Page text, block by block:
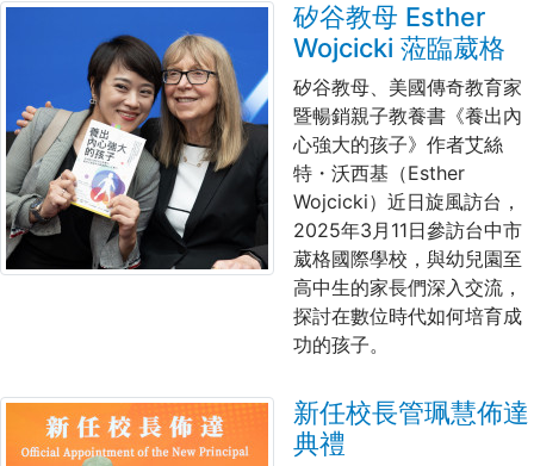
矽谷教母 Esther
Wojcicki 蒞臨葳格
矽谷教母、美國傳奇教育家
暨暢銷親子教養書《養出內
心強大的孩子》作者艾絲
特・沃西基（Esther
Wojcicki）近日旋風訪台，
2025年3月11日參訪台中市
葳格國際學校，與幼兒園至
高中生的家長們深入交流，
探討在數位時代如何培育成
功的孩子。
新任校長管珮慧佈達
典禮